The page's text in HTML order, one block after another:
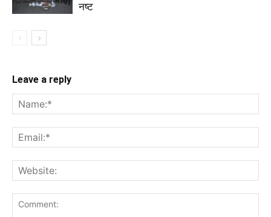
नष्ट
Leave a reply